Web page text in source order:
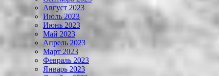
Август 2023
Июль 2023
Июнь 2023
Май 2023
Апрель 2023
Март 2023
Февраль 2023
Январь 2023